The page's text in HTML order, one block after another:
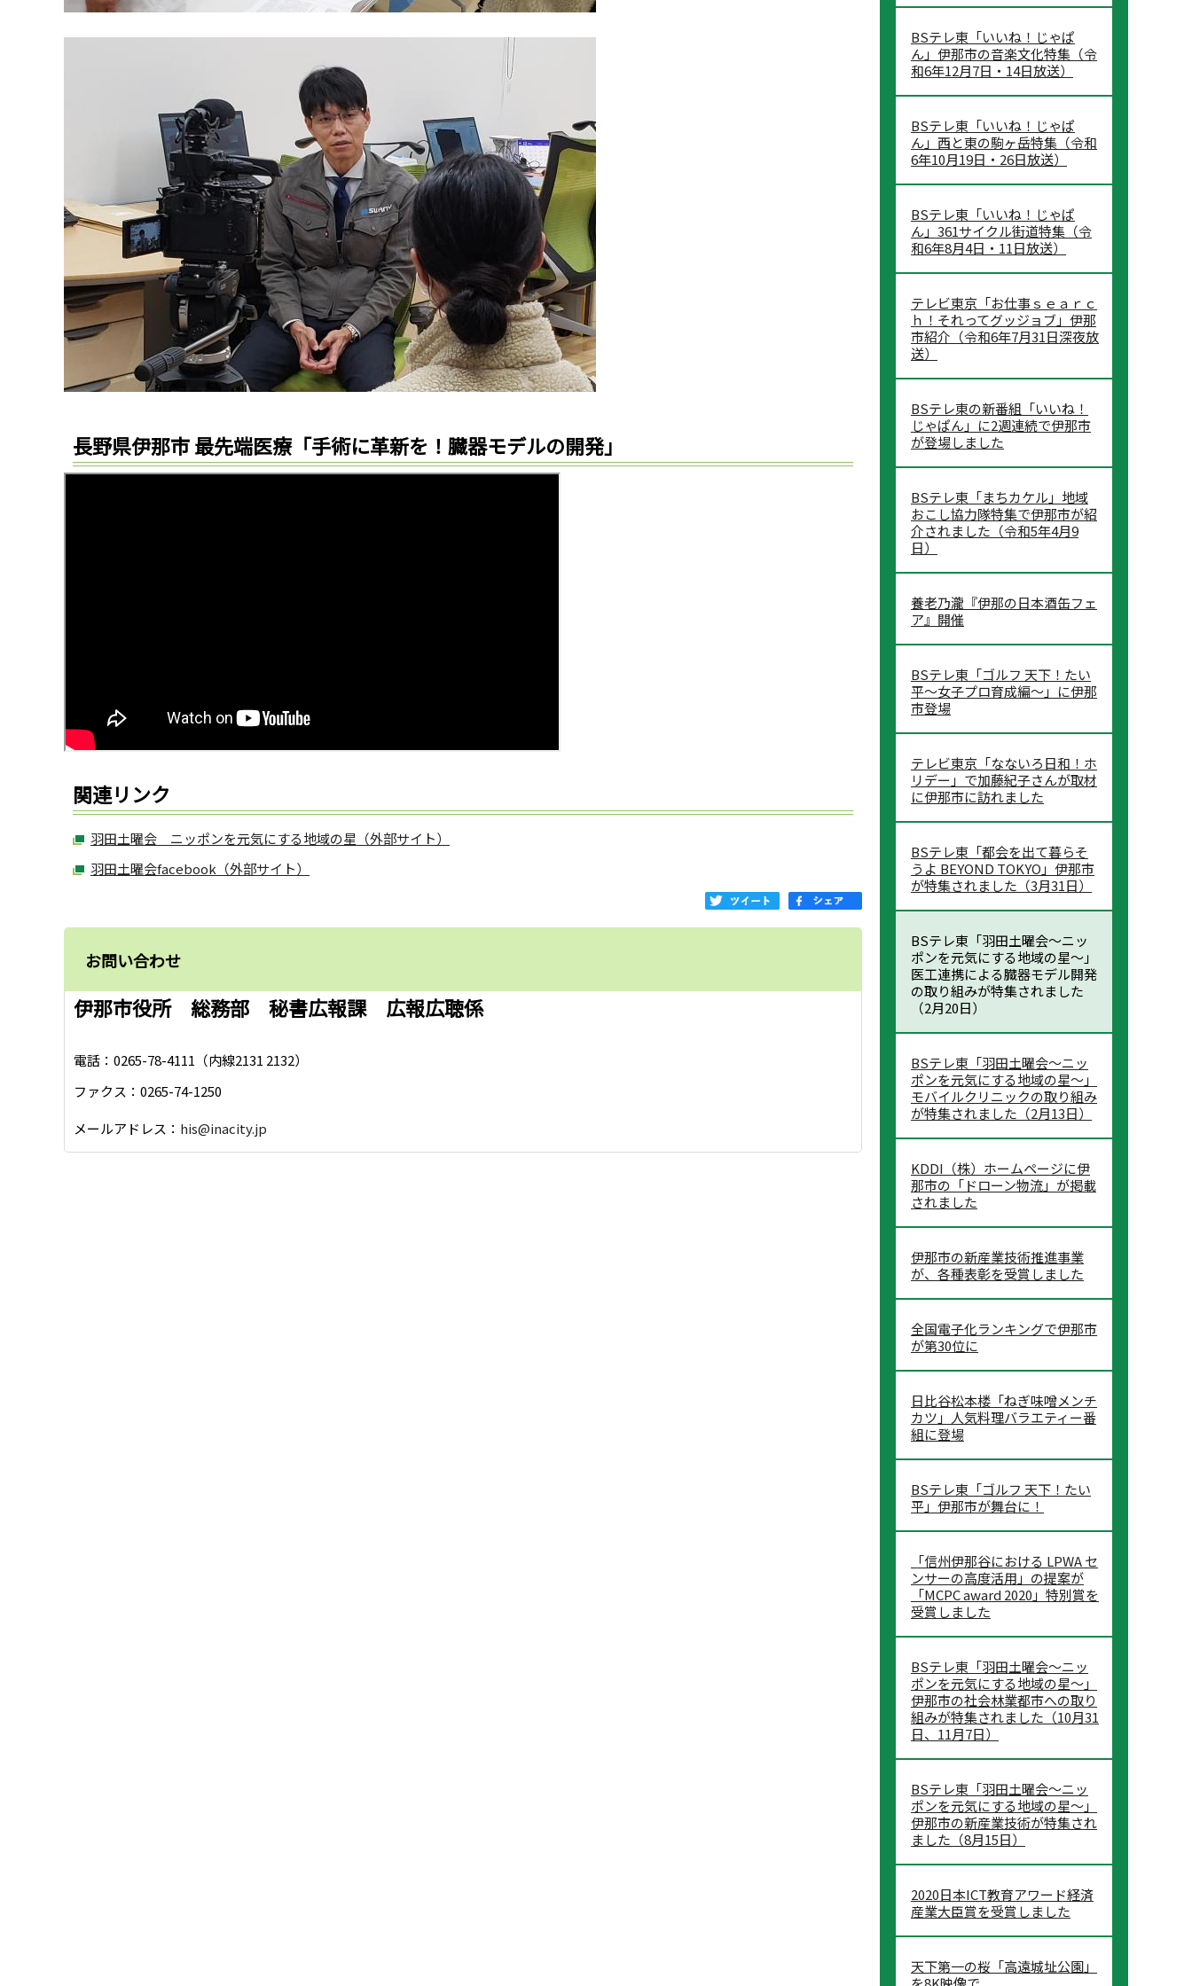
長野県伊那市 最先端医療「手術に革新を！臓器モデルの開発」
関連リンク
羽田土曜会 ニッポンを元気にする地域の星（外部サイト）
羽田土曜会facebook（外部サイト）
お問い合わせ
伊那市役所 総務部 秘書広報課 広報広聴係
電話：0265-78-4111（内線2131 2132）
ファクス：0265-74-1250
メールアドレス： his@inacity.jp
BSテレ東「いいね！じゃぱ
ん」伊那市の音楽文化特集（令
和6年12月7日・14日放送）
BSテレ東「いいね！じゃぱ
ん」西と東の駒ヶ岳特集（令和
6年10月19日・26日放送）
BSテレ東「いいね！じゃぱ
ん」361サイクル街道特集（令
和6年8月4日・11日放送）
テレビ東京「お仕事ｓｅａｒｃ
ｈ！それってグッジョブ」伊那
市紹介（令和6年7月31日深夜放
送）
BSテレ東の新番組「いいね！
じゃぱん」に2週連続で伊那市
が登場しました
BSテレ東「まちカケル」地域
おこし協力隊特集で伊那市が紹
介されました（令和5年4月9
日）
養老乃瀧『伊那の日本酒缶フェ
ア』開催
BSテレ東「ゴルフ 天下！たい
平～女子プロ育成編～」に伊那
市登場
テレビ東京「なないろ日和！ホ
リデー」で加藤紀子さんが取材
に伊那市に訪れました
BSテレ東「都会を出て暮らそ
うよ BEYOND TOKYO」伊那市
が特集されました（3月31日）
BSテレ東「羽田土曜会～ニッ
ポンを元気にする地域の星～」
医工連携による臓器モデル開発
の取り組みが特集されました
（2月20日）
BSテレ東「羽田土曜会～ニッ
ポンを元気にする地域の星～」
モバイルクリニックの取り組み
が特集されました（2月13日）
KDDI（株）ホームページに伊
那市の「ドローン物流」が掲載
されました
伊那市の新産業技術推進事業
が、各種表彰を受賞しました
全国電子化ランキングで伊那市
が第30位に
日比谷松本楼「ねぎ味噌メンチ
カツ」人気料理バラエティー番
組に登場
BSテレ東「ゴルフ 天下！たい
平」伊那市が舞台に！
「信州伊那谷における LPWA セ
ンサーの高度活用」の提案が
「MCPC award 2020」特別賞を
受賞しました
BSテレ東「羽田土曜会～ニッ
ポンを元気にする地域の星～」
伊那市の社会林業都市への取り
組みが特集されました（10月31
日、11月7日）
BSテレ東「羽田土曜会～ニッ
ポンを元気にする地域の星～」
伊那市の新産業技術が特集され
ました（8月15日）
2020日本ICT教育アワード経済
産業大臣賞を受賞しました
天下第一の桜「高遠城址公園」